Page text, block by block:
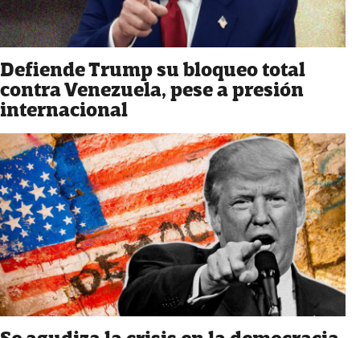
Defiende Trump su bloqueo total
contra Venezuela, pese a presión
internacional